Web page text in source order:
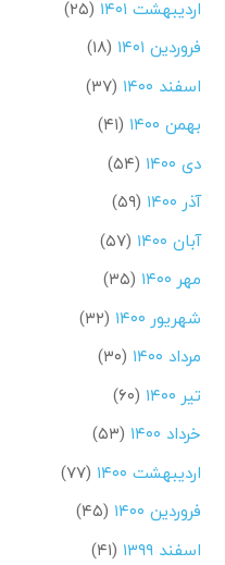
اردیبهشت ۱۴۰۱
(۲۵)
فروردین ۱۴۰۱
(۱۸)
اسفند ۱۴۰۰
(۳۷)
بهمن ۱۴۰۰
(۴۱)
دی ۱۴۰۰
(۵۴)
آذر ۱۴۰۰
(۵۹)
آبان ۱۴۰۰
(۵۷)
مهر ۱۴۰۰
(۳۵)
شهریور ۱۴۰۰
(۳۲)
مرداد ۱۴۰۰
(۳۰)
تیر ۱۴۰۰
(۶۰)
خرداد ۱۴۰۰
(۵۳)
اردیبهشت ۱۴۰۰
(۷۷)
فروردین ۱۴۰۰
(۴۵)
اسفند ۱۳۹۹
(۴۱)